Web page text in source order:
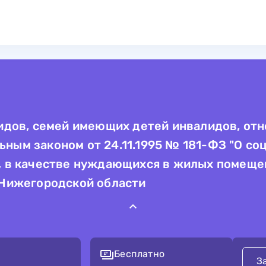
семей имеющих детей инвалидов,
законом от 24.11.1995 № 181-ФЗ "О
качестве нуждающихся в жилых
области
Бесплатно